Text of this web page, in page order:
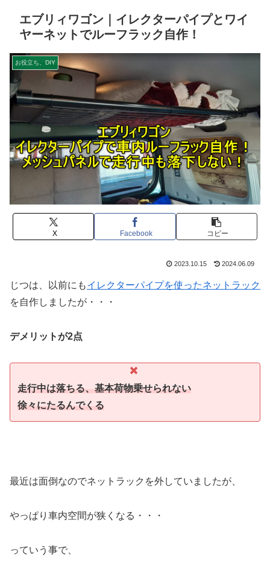
エブリィワゴン｜イレクターパイプとワイ
ヤーネットでルーフラック自作！
お役立ち、DIY
X Facebook コピー
2023.10.15 2024.06.09
じつは、以前にもイレクターパイプを使ったネットラック
を自作しましたが・・・
デメリットが2点
走行中は落ちる、基本荷物乗せられない
徐々にたるんでくる
最近は面倒なのでネットラックを外していましたが、
やっぱり車内空間が狭くなる・・・
っていう事で、